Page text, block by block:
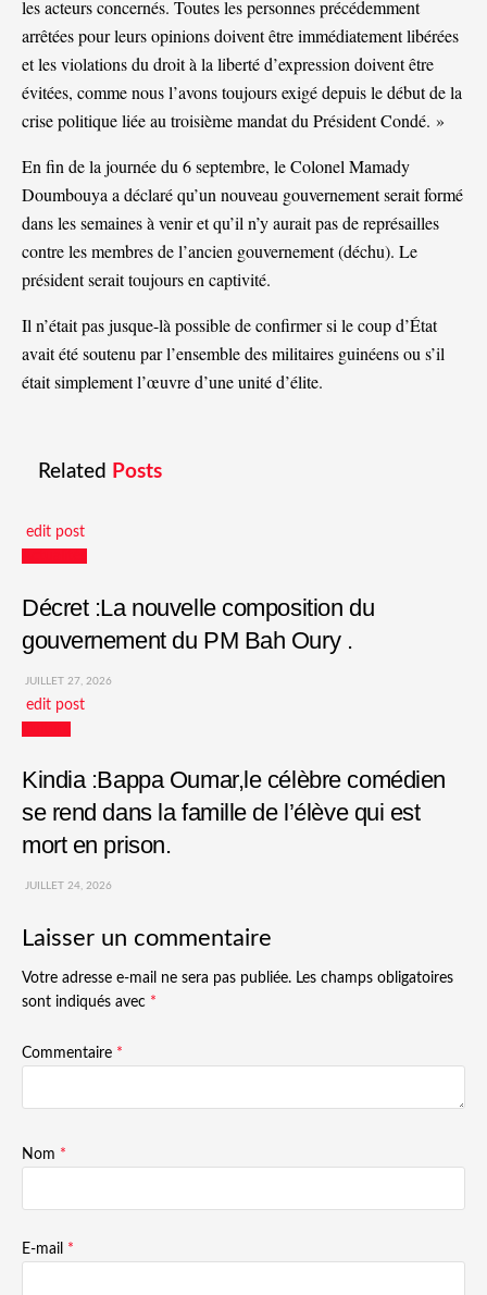
les acteurs concernés. Toutes les personnes précédemment
arrêtées pour leurs opinions doivent être immédiatement libérées
et les violations du droit à la liberté d’expression doivent être
évitées, comme nous l’avons toujours exigé depuis le début de la
crise politique liée au troisième mandat du Président Condé. »
En fin de la journée du 6 septembre, le Colonel Mamady
Doumbouya a déclaré qu’un nouveau gouvernement serait formé
dans les semaines à venir et qu’il n’y aurait pas de représailles
contre les membres de l’ancien gouvernement (déchu). Le
président serait toujours en captivité.
Il n’était pas jusque-là possible de confirmer si le coup d’État
avait été soutenu par l’ensemble des militaires guinéens ou s’il
était simplement l’œuvre d’une unité d’élite.
Related Posts
edit post
Décret :La nouvelle composition du
gouvernement du PM Bah Oury .
JUILLET 27, 2026
edit post
Kindia :Bappa Oumar,le célèbre comédien
se rend dans la famille de l’élève qui est
mort en prison.
JUILLET 24, 2026
Laisser un commentaire
Votre adresse e-mail ne sera pas publiée. Les champs obligatoires
sont indiqués avec *
Commentaire *
Nom *
E-mail *